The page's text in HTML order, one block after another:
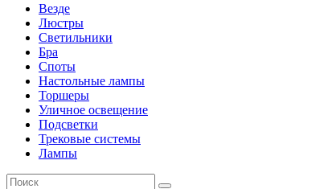
Везде
Люстры
Светильники
Бра
Споты
Настольные лампы
Торшеры
Уличное освещение
Подсветки
Трековые системы
Лампы